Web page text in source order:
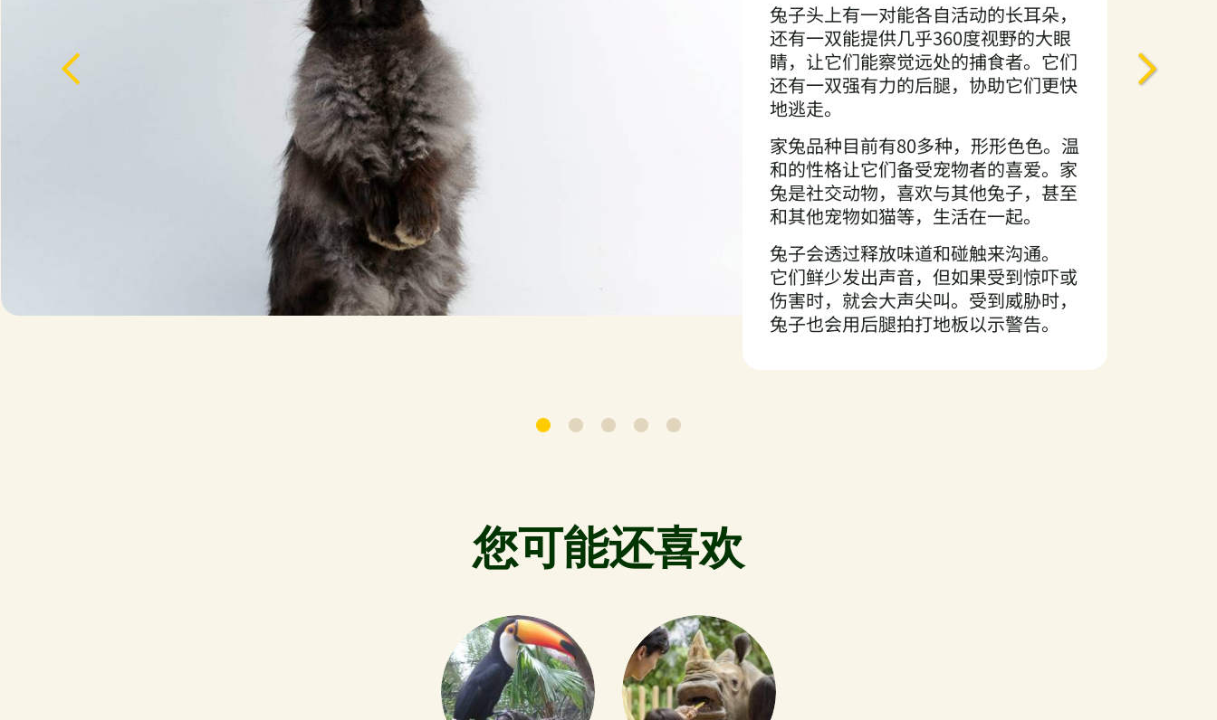
兔子头上有一对能各自活动的长耳朵，
还有一双能提供几乎360度视野的大眼
睛，让它们能察觉远处的捕食者。它们
还有一双强有力的后腿，协助它们更快
地逃走。
家兔品种目前有80多种，形形色色。温
和的性格让它们备受宠物者的喜爱。家
兔是社交动物，喜欢与其他兔子，甚至
和其他宠物如猫等，生活在一起。
兔子会透过释放味道和碰触来沟通。
它们鲜少发出声音，但如果受到惊吓或
伤害时，就会大声尖叫。受到威胁时，
兔子也会用后腿拍打地板以示警告。
您可能还喜欢